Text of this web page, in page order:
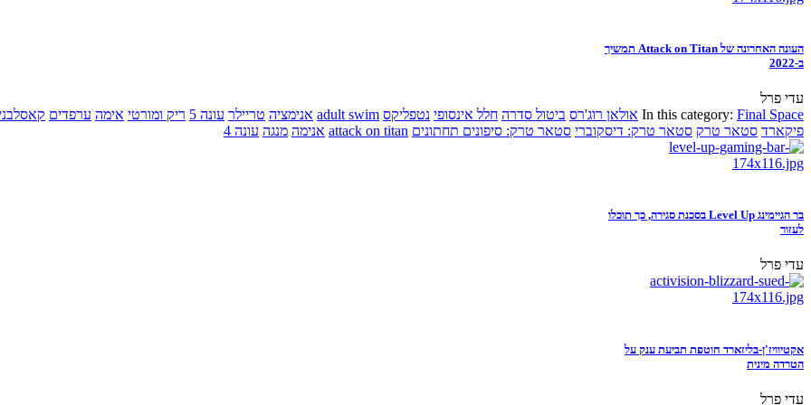
העונה האחרונה של Attack on Titan תמשיך
ב-2022
עדי פרל
In this category: Final Space אולאן רוג'רס ביטול סדרה חלל אינסופי נטפליקס adult swim אנימציה טריילר עונה 5 ריק ומורטי אימה ערפדים
פיקארד סטאר טרק סטאר טרק: דיסקוברי סטאר טרק: סיפונים תחתונים attack on titan אנימה מנגה עונה 4
בר הגיימינג Level Up בסכנת סגירה, כך תוכלו
לעזור
עדי פרל
אקטיוויז'ן-בליזארד חוטפת תביעת ענק על
הטרדה מינית
עדי פרל